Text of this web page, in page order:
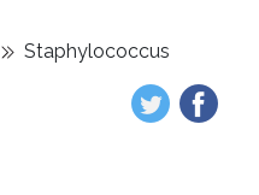
Staphylococcus